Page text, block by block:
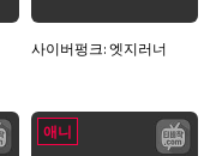
사이버펑크: 엣지러너
애니